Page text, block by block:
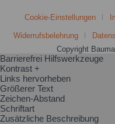
Cookie-Einstellungen
Widerrufsbelehrung
Copyright
Barrierefrei Hilfswerkzeuge
Kontrast +
Links hervorheben
Größerer Text
Zeichen-Abstand
Schriftart
Zusätzliche Beschreibung